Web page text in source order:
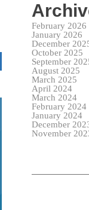
February 2026
January 2026
December
October 2025
September
August 2025
March 2025
April 2024
March 2024
February 2024
January 2024
December
November